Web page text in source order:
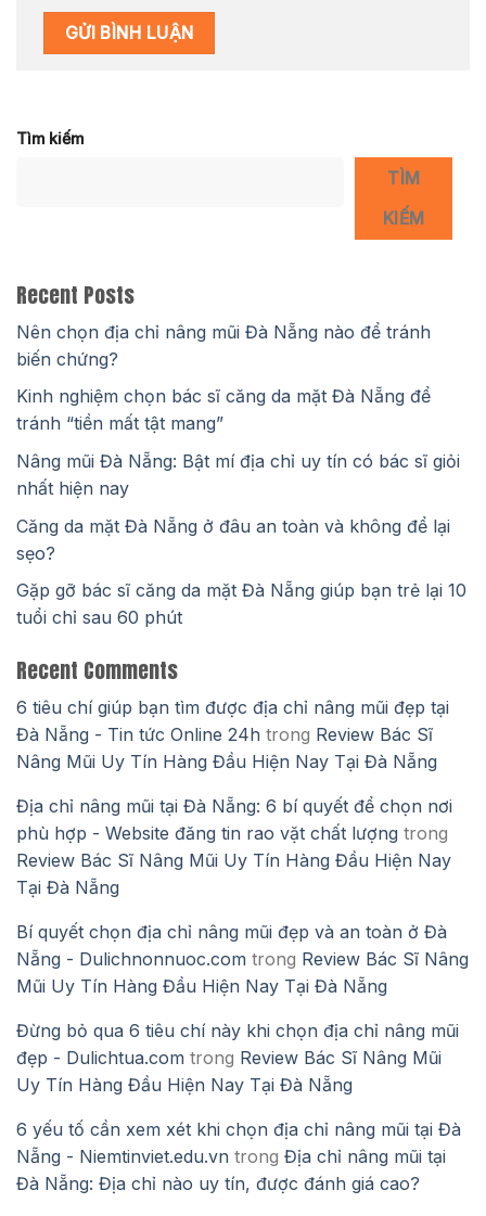
Tìm kiếm
TÌM
KIẾM
Recent Posts
Nên chọn địa chỉ nâng mũi Đà Nẵng nào để tránh
biến chứng?
Kinh nghiệm chọn bác sĩ căng da mặt Đà Nẵng để
tránh “tiền mất tật mang”
Nâng mũi Đà Nẵng: Bật mí địa chỉ uy tín có bác sĩ giỏi
nhất hiện nay
Căng da mặt Đà Nẵng ở đâu an toàn và không để lại
sẹo?
Gặp gỡ bác sĩ căng da mặt Đà Nẵng giúp bạn trẻ lại 10
tuổi chỉ sau 60 phút
Recent Comments
6 tiêu chí giúp bạn tìm được địa chỉ nâng mũi đẹp tại
Đà Nẵng - Tin tức Online 24h trong Review Bác Sĩ
Nâng Mũi Uy Tín Hàng Đầu Hiện Nay Tại Đà Nẵng
Địa chỉ nâng mũi tại Đà Nẵng: 6 bí quyết để chọn nơi
phù hợp - Website đăng tin rao vặt chất lượng trong
Review Bác Sĩ Nâng Mũi Uy Tín Hàng Đầu Hiện Nay
Tại Đà Nẵng
Bí quyết chọn địa chỉ nâng mũi đẹp và an toàn ở Đà
Nẵng - Dulichnonnuoc.com trong Review Bác Sĩ Nâng
Mũi Uy Tín Hàng Đầu Hiện Nay Tại Đà Nẵng
Đừng bỏ qua 6 tiêu chí này khi chọn địa chỉ nâng mũi
đẹp - Dulichtua.com trong Review Bác Sĩ Nâng Mũi
Uy Tín Hàng Đầu Hiện Nay Tại Đà Nẵng
6 yếu tố cần xem xét khi chọn địa chỉ nâng mũi tại Đà
Nẵng - Niemtinviet.edu.vn trong Địa chỉ nâng mũi tại
Đà Nẵng: Địa chỉ nào uy tín, được đánh giá cao?